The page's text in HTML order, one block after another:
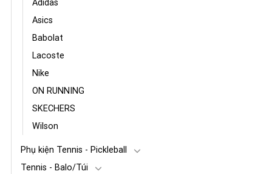
Adidas
Asics
Babolat
Lacoste
Nike
ON RUNNING
SKECHERS
Wilson
Phụ kiện Tennis - Pickleball
Tennis - Balo/Túi